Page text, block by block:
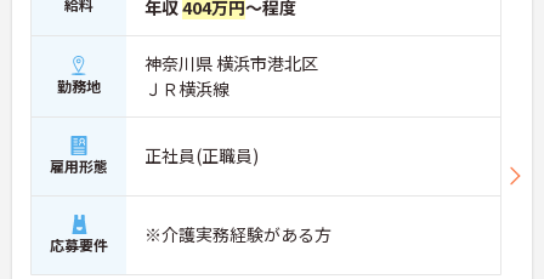
続けることができます
により、先々の予定が立てやすくプライベートの時
間をしっかりと確保できる環境です
【専門資格を活かした収入アップと明確なキャリア
形成が期待できます】
・介護福祉士資格手当が支給されるほか、年2回の
・サービス提供責任者や管理者へのキャリアアップ
も目指せます
年収404万円～程度
勤務地
神奈川県 横浜市港北区
ＪＲ横浜線
雇用形態 正社員(正職員)
応募要件 ※介護実務経験がある方